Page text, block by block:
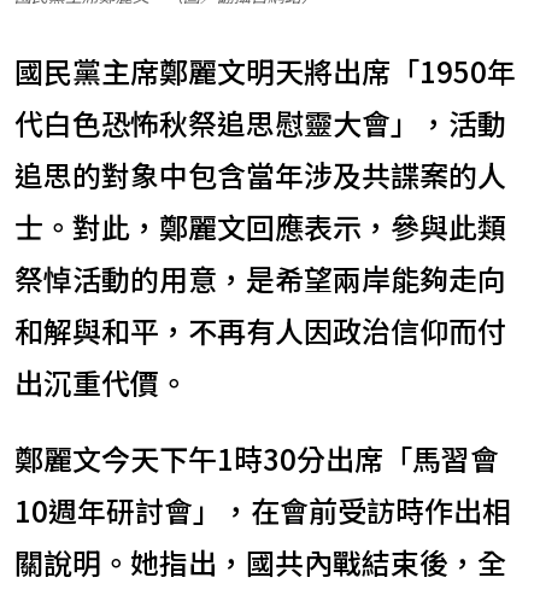
國民黨主席鄭麗文明天將出席「1950年
代白色恐怖秋祭追思慰靈大會」，活動
追思的對象中包含當年涉及共諜案的人
士。對此，鄭麗文回應表示，參與此類
祭悼活動的用意，是希望兩岸能夠走向
和解與和平，不再有人因政治信仰而付
出沉重代價。
鄭麗文今天下午1時30分出席「馬習會
10週年研討會」，在會前受訪時作出相
關說明。她指出，國共內戰結束後，全